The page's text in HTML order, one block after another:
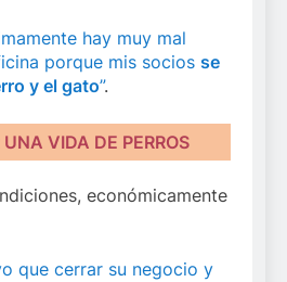
hay muy mal
porque mis socios se
y el gato”.
VIDA DE PERROS
económicamente
que cerrar su negocio y